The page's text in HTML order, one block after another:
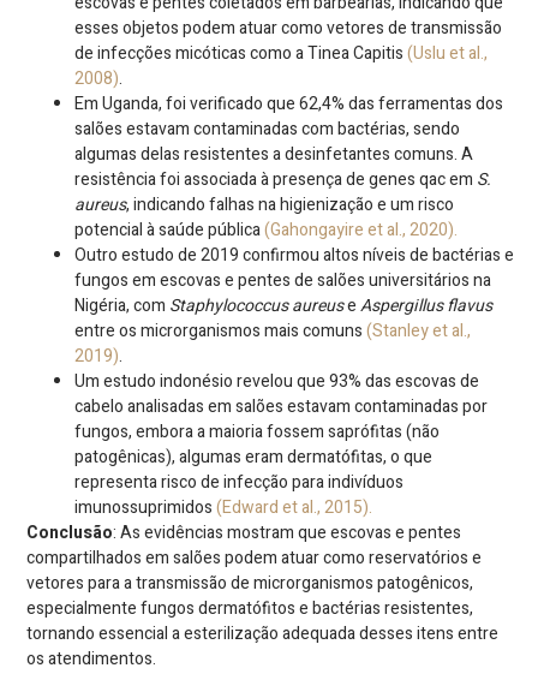
esses objetos podem atuar como vetores de transmissão
de infecções micóticas como a Tinea Capitis(Uslu et al.,
2008).
Em Uganda, foi verificado que 62,4% das ferramentas dos
salões estavam contaminadas com bactérias, sendo
algumas delas resistentes a desinfetantes comuns. A
resistência foi associada à presença de genes qac em S.
aureus, indicando falhas na higienização e um risco
potencial à saúde pública(Gahongayire et al., 2020).
Outro estudo de 2019 confirmou altos níveis de bactérias e
fungos em escovas e pentes de salões universitários na
Nigéria, com Staphylococcus aureuseAspergillus flavus
entre os microrganismos mais comuns(Stanley et al.,
2019).
Um estudo indonésio revelou que 93% das escovas de
cabelo analisadas em salões estavam contaminadas por
fungos, embora a maioria fossem saprófitas (não
patogênicas), algumas eram dermatófitas, o que
representa risco de infecção para indivíduos
imunossuprimidos(Edward et al., 2015).
Conclusão: As evidências mostram que escovas e pentes
compartilhados em salões podem atuar como reservatórios e
vetores para a transmissão de microrganismos patogênicos,
especialmente fungos dermatófitos e bactérias resistentes,
tornando essencial a esterilização adequada desses itens entre
os atendimentos.